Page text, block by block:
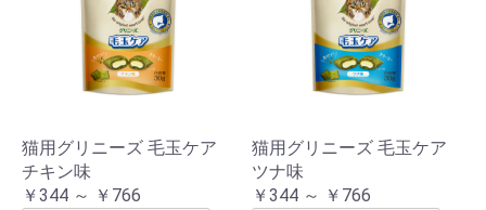
猫用グリニーズ 毛玉ケア
チキン味
￥344 ～ ￥766
猫用グリニーズ 毛玉ケア
ツナ味
￥344 ～ ￥766